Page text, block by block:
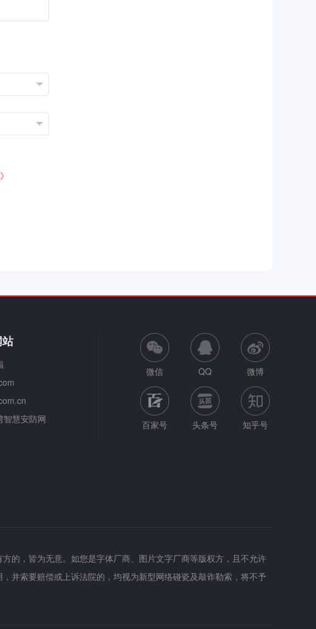
智慧安防网
微信 QQ 微博
百家号 头条号 知乎号
的，皆为无意。如您是字体厂商、图片文字厂商等版权方，且不允许
并索要赔偿或上诉法院的，均视为新型网络碰瓷及敲诈勒索，将不予